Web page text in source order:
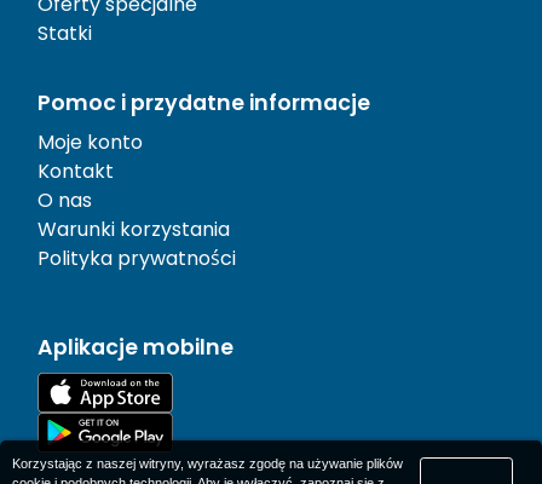
Statki
Pomoc i przydatne informacje
Moje konto
Kontakt
O nas
Warunki korzystania
Polityka prywatności
Aplikacje mobilne
Korzystając z naszej witryny, wyrażasz zgodę na używanie plików